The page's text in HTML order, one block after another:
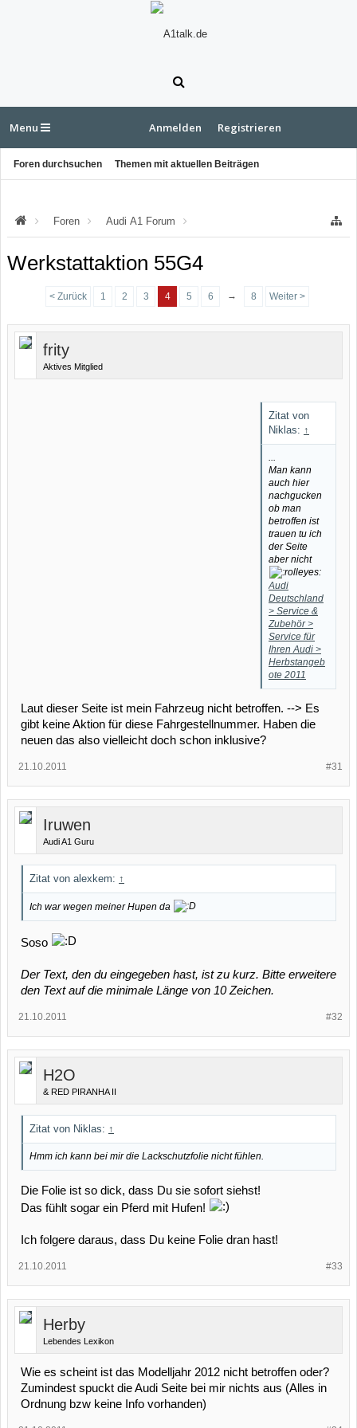
Menu
Foren durchsuchen Themen mit aktuellen Beiträgen
Anmelden Registrieren
Foren Audi A1 Forum
Audi A1 Werkstattaktionen
Werkstattaktion 55G4
< Zurück 1 2 3 4 5 6 → 8 Weiter >
frity
Aktives Mitglied
Zitat von
Niklas: ↑
Man kann
auch hier
nachgucken
ob man
betroffen ist
trauen tu ich
der Seite
aber nicht
Audi
Deutschland
> Service &
Zubehör >
Service für
Ihren Audi >
Herbstangeb
ote 2011
Laut dieser Seite ist mein Fahrzeug nicht betroffen. --> Es
gibt keine Aktion für diese Fahrgestellnummer. Haben die
neuen das also vielleicht doch schon inklusive?
#31
21.10.2011
Iruwen
Audi A1 Guru
Zitat von alexkem: ↑
Ich war wegen meiner Hupen da
Soso
Der Text, den du eingegeben hast, ist zu kurz. Bitte erweitere
den Text auf die minimale Länge von 10 Zeichen.
#32
21.10.2011
H2O
& RED PIRANHA II
Zitat von Niklas: ↑
Hmm ich kann bei mir die Lackschutzfolie nicht fühlen.
Die Folie ist so dick, dass Du sie sofort siehst!
Das fühlt sogar ein Pferd mit Hufen!
Ich folgere daraus, dass Du keine Folie dran hast!
#33
21.10.2011
Herby
Lebendes Lexikon
Wie es scheint ist das Modelljahr 2012 nicht betroffen oder?
Zumindest spuckt die Audi Seite bei mir nichts aus (Alles in
Ordnung bzw keine Info vorhanden)